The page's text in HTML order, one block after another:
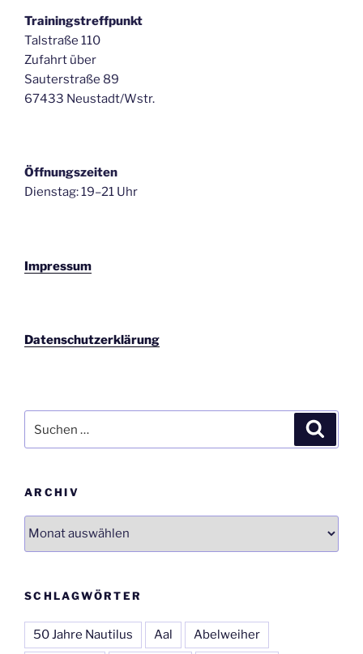
Trainingstreffpunkt
Talstraße 110
Zufahrt über
Sauterstraße 89
67433 Neustadt/Wstr.
Öffnungszeiten
Dienstag: 19–21 Uhr
Impressum
Datenschutzerklärung
nach:
ARCHIV
Archiv
SCHLAGWÖRTER
50 Jahre Nautilus Aal Abelweiher